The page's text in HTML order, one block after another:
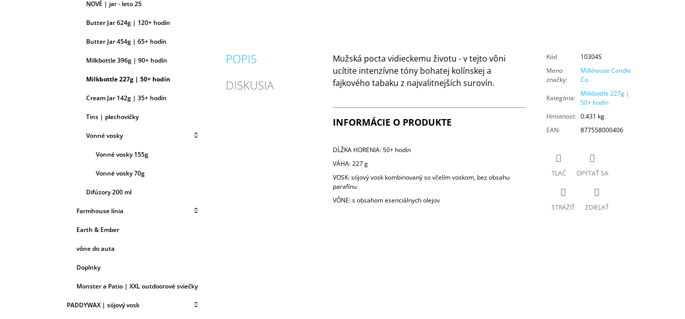
NOVÉ | jar - leto 25
Butter Jar 624g | 120+ hodín
Butter Jar 454g | 65+ hodín
Milkbottle 396g | 90+ hodín
Milkbottle 227g | 50+ hodín
Cream Jar 142g | 35+ hodín
Tins | plechovičky
Vonné vosky
Vonné vosky 155g
Vonné vosky 70g
Difúzory 200 ml
Farmhouse línia
Earth & Ember
vône do auta
Doplnky
Monster a Patio | XXL outdoorové sviečky
PADDYWAX | sójový vosk
POPIS
DISKUSIA
Mužská pocta vidieckemu životu - v tejto vôni
ucítite intenzívne tóny bohatej kolínskej a
fajkového tabaku z najvalitnejších surovín.
INFORMÁCIE O PRODUKTE
DĹŽKA HORENIA: 50+ hodín
VÁHA: 227 g
VOSK: sójový vosk kombinovaný so včelím voskom, bez obsahu
parafínu
VÔNE: s obsahom esenciálnych olejov
Kód
10304S
Meno
značky:
Milkhouse Candle
Co.
Kategória:
Milkbottle 227g |
50+ hodín
Hmotnosť: 0.431 kg
EAN: 877558000406
TLAČ OPÝTAŤ SA
STRÁŽIŤ ZDIEĽAŤ